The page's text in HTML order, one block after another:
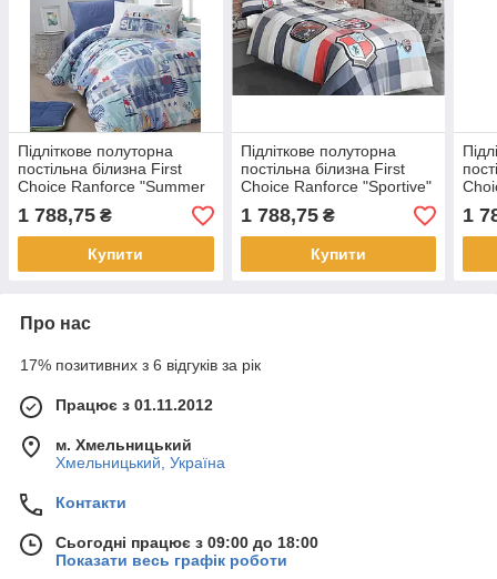
Підліткове полуторна
постільна білизна First
Choice Ranforce "Summer
Mavi" R 271
1 788,75 ₴
Купити
Підліткове полуторна
постільна білизна First
Choice Ranforce "Sportive"
R 306
1 788,75₴
Купити
281
1
Про нас
17% позитивних з 6 відгуків за рік
Працює з 01.11.2012
м. Хмельницький
Хмельницький, Україна
Контакти
Сьогодні працює з 09:00 до 18:00
Показати весь графік роботи